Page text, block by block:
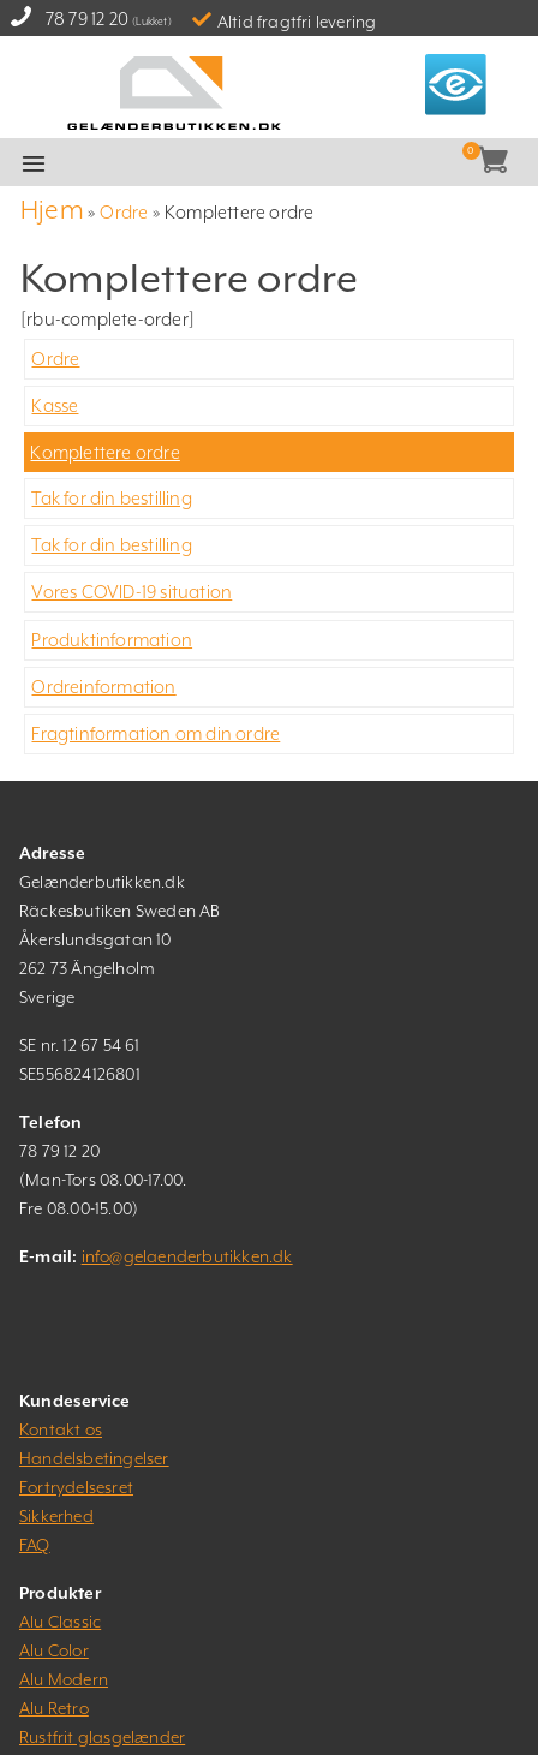
78 79 12 20 (Lukket) Altid fragtfri levering
Hjem »Ordre » Komplettere ordre
Komplettere ordre
[rbu-complete-order]
Ordre
Kasse
Komplettere ordre
Tak for din bestilling
Tak for din bestilling
Vores COVID-19 situation
Produktinformation
Ordreinformation
Fragtinformation om din ordre
Adresse
Gelænderbutikken.dk
Räckesbutiken Sweden AB
Åkerslundsgatan 10
262 73 Ängelholm
Sverige
SE nr. 12 67 54 61
SE556824126801
Telefon
78 79 12 20
(Man-Tors 08.00-17.00.
Fre 08.00-15.00)
E-mail: info@gelaenderbutikken.dk
Kundeservice
Kontakt os
Handelsbetingelser
Fortrydelsesret
Sikkerhed
FAQ
Produkter
Alu Classic
Alu Color
Alu Modern
Alu Retro
Rustfrit glasgelænder